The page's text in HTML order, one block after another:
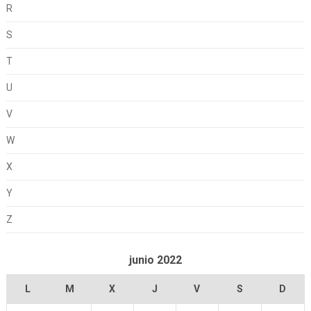
R
S
T
U
V
W
X
Y
Z
junio 2022
L M X J V S D